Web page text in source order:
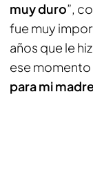
muy duro”,
fue muy
años que le
ese
para mi